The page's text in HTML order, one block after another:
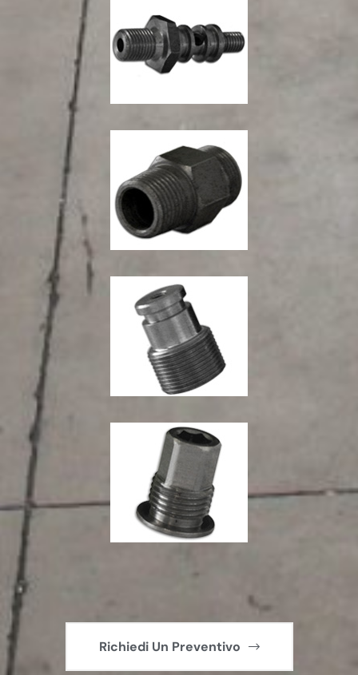
Richiedi Un Preventivo